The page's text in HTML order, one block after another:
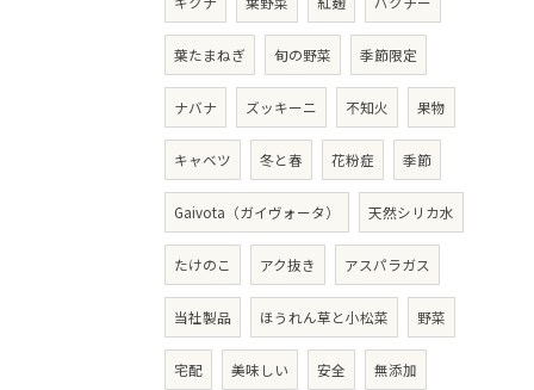
葉たまねぎ 旬の野菜 季節限定
ナバナ ズッキーニ 不知火 果物
キャベツ 冬と春 花粉症 季節
Gaivota（ガイヴォータ） 天然シリカ水
たけのこ アク抜き アスパラガス
当社製品 ほうれん草と小松菜 野菜
宅配 美味しい 安全 無添加